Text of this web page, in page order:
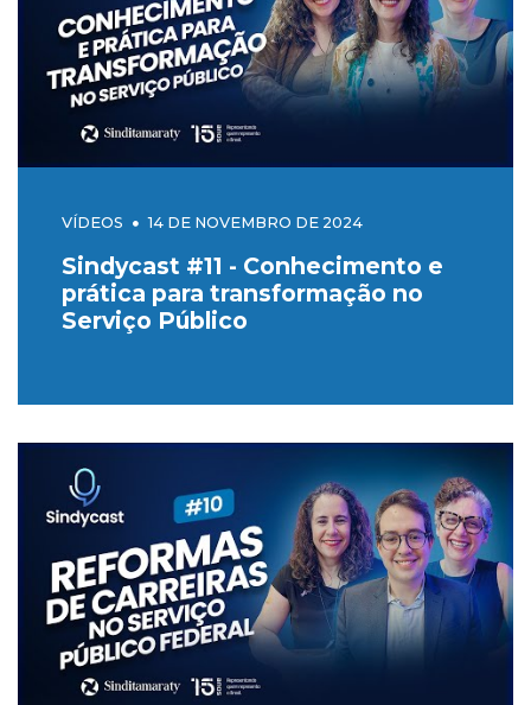
VÍDEOS 14 DE NOVEMBRO DE 2024
Sindycast #11 - Conhecimento e
prática para transformação no
Serviço Público